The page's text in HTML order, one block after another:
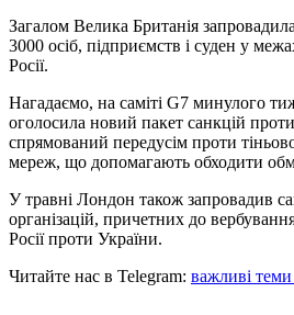
Загалом Велика Британія
3000 осіб, підприємств і суден у
Росії.
Нагадаємо, на саміті G7 минулого
оголосила новий пакет санкцій проти
спрямований передусім проти
мереж, що допомагають обходити
У травні Лондон також запровадив
організацій, причетних до
Росії проти України.
Читайте нас в Telegram: важливі